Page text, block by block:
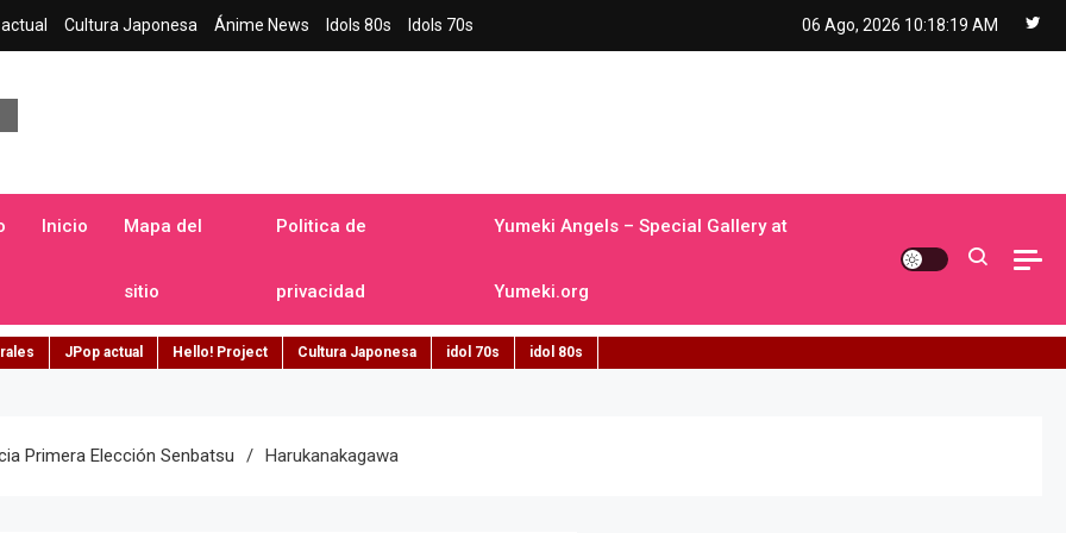
Cultura Japonesa Ánime News Idols 80s Idols 70s 06 Ago, 2026 10:18:20 AM
Inicio Mapa del
sitio
Politica de
privacidad
Yumeki Angels – Special Gallery at
Yumeki.org
JPop actual Hello! Project Cultura Japonesa idol 70s idol 80s
Primera Elección Senbatsu Harukanakagawa